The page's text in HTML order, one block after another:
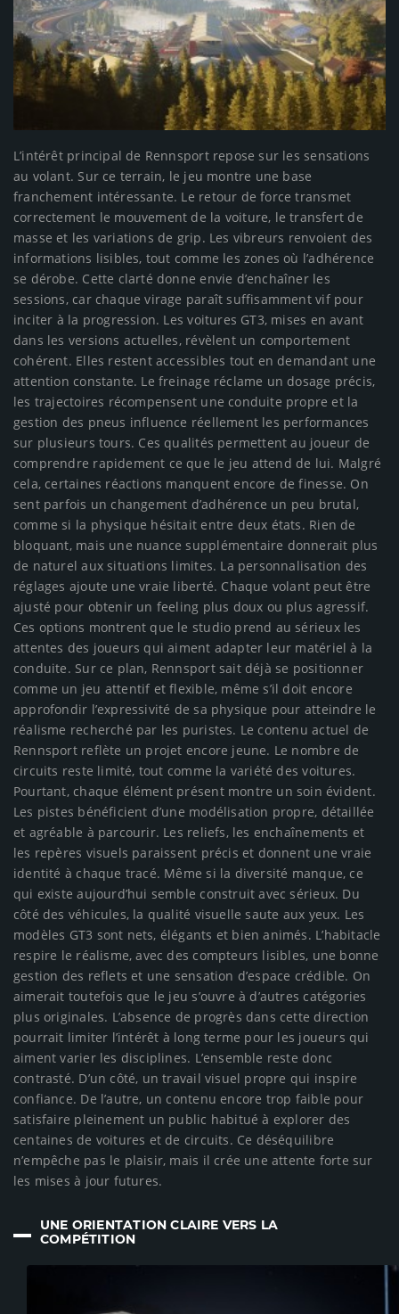
L’intérêt principal de Rennsport repose sur les sensations
au volant. Sur ce terrain, le jeu montre une base
franchement intéressante. Le retour de force transmet
correctement le mouvement de la voiture, le transfert de
masse et les variations de grip. Les vibreurs renvoient des
informations lisibles, tout comme les zones où l’adhérence
se dérobe. Cette clarté donne envie d’enchaîner les
sessions, car chaque virage paraît suffisamment vif pour
inciter à la progression. Les voitures GT3, mises en avant
dans les versions actuelles, révèlent un comportement
cohérent. Elles restent accessibles tout en demandant une
attention constante. Le freinage réclame un dosage précis,
les trajectoires récompensent une conduite propre et la
gestion des pneus influence réellement les performances
sur plusieurs tours. Ces qualités permettent au joueur de
comprendre rapidement ce que le jeu attend de lui. Malgré
cela, certaines réactions manquent encore de finesse. On
sent parfois un changement d’adhérence un peu brutal,
comme si la physique hésitait entre deux états. Rien de
bloquant, mais une nuance supplémentaire donnerait plus
de naturel aux situations limites. La personnalisation des
réglages ajoute une vraie liberté. Chaque volant peut être
ajusté pour obtenir un feeling plus doux ou plus agressif.
Ces options montrent que le studio prend au sérieux les
attentes des joueurs qui aiment adapter leur matériel à la
conduite. Sur ce plan, Rennsport sait déjà se positionner
comme un jeu attentif et flexible, même s’il doit encore
approfondir l’expressivité de sa physique pour atteindre le
réalisme recherché par les puristes. Le contenu actuel de
Rennsport reflète un projet encore jeune. Le nombre de
circuits reste limité, tout comme la variété des voitures.
Pourtant, chaque élément présent montre un soin évident.
Les pistes bénéficient d’une modélisation propre, détaillée
et agréable à parcourir. Les reliefs, les enchaînements et
les repères visuels paraissent précis et donnent une vraie
identité à chaque tracé. Même si la diversité manque, ce
qui existe aujourd’hui semble construit avec sérieux. Du
côté des véhicules, la qualité visuelle saute aux yeux. Les
modèles GT3 sont nets, élégants et bien animés. L’habitacle
respire le réalisme, avec des compteurs lisibles, une bonne
gestion des reflets et une sensation d’espace crédible. On
aimerait toutefois que le jeu s’ouvre à d’autres catégories
plus originales. L’absence de progrès dans cette direction
pourrait limiter l’intérêt à long terme pour les joueurs qui
aiment varier les disciplines. L’ensemble reste donc
contrasté. D’un côté, un travail visuel propre qui inspire
confiance. De l’autre, un contenu encore trop faible pour
satisfaire pleinement un public habitué à explorer des
centaines de voitures et de circuits. Ce déséquilibre
n’empêche pas le plaisir, mais il crée une attente forte sur
les mises à jour futures.
UNE ORIENTATION CLAIRE VERS LA
COMPÉTITION